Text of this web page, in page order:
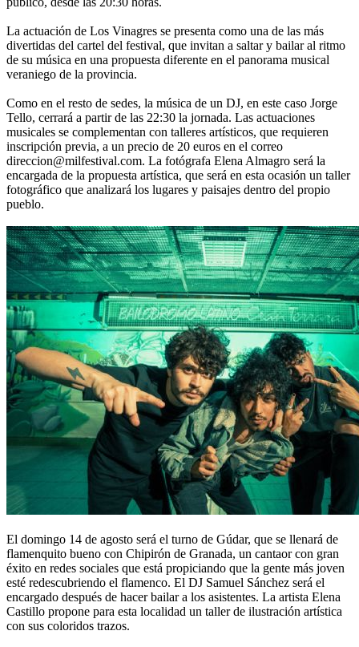
La actuación de Los Vinagres se presenta como una de las más
divertidas del cartel del festival, que invitan a saltar y bailar al ritmo
de su música en una propuesta diferente en el panorama musical
veraniego de la provincia.
Como en el resto de sedes, la música de un DJ, en este caso Jorge
Tello, cerrará a partir de las 22:30 la jornada. Las actuaciones
musicales se complementan con talleres artísticos, que requieren
inscripción previa, a un precio de 20 euros en el correo
direccion@milfestival.com. La fotógrafa Elena Almagro será la
encargada de la propuesta artística, que será en esta ocasión un taller
fotográfico que analizará los lugares y paisajes dentro del propio
pueblo.
El domingo 14 de agosto será el turno de Gúdar, que se llenará de
flamenquito bueno con Chipirón de Granada, un cantaor con gran
éxito en redes sociales que está propiciando que la gente más joven
esté redescubriendo el flamenco. El DJ Samuel Sánchez será el
encargado después de hacer bailar a los asistentes. La artista Elena
Castillo propone para esta localidad un taller de ilustración artística
con sus coloridos trazos.